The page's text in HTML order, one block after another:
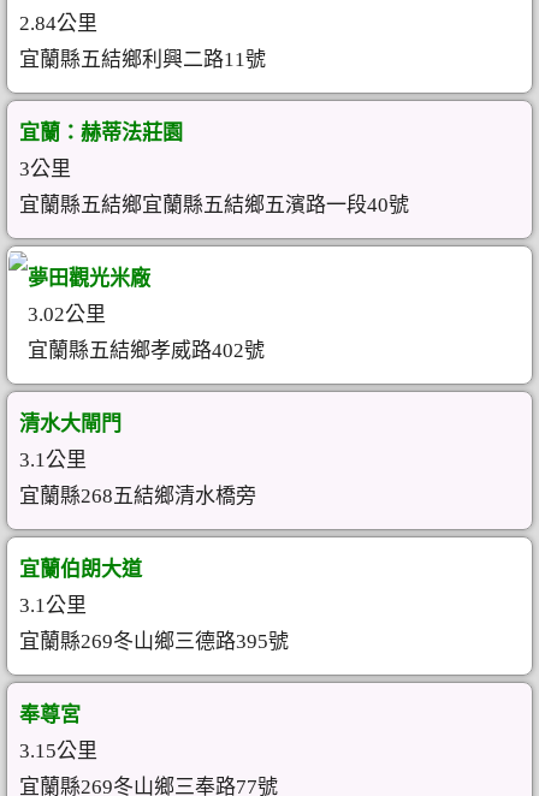
2.84公里
宜蘭縣五結鄉利興二路11號
宜蘭：赫蒂法莊園
3公里
宜蘭縣五結鄉宜蘭縣五結鄉五濱路一段40號
夢田觀光米廠
3.02公里
宜蘭縣五結鄉孝威路402號
清水大閘門
3.1公里
宜蘭縣268五結鄉清水橋旁
宜蘭伯朗大道
3.1公里
宜蘭縣269冬山鄉三德路395號
奉尊宮
3.15公里
宜蘭縣269冬山鄉三奉路77號